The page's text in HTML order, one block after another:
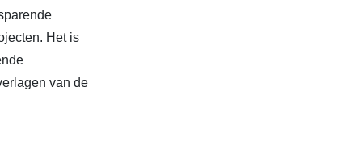
Het is
van de